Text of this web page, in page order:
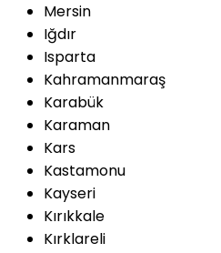
Mersin
Iğdır
Isparta
Kahramanmaraş
Karabük
Karaman
Kars
Kastamonu
Kayseri
Kırıkkale
Kırklareli